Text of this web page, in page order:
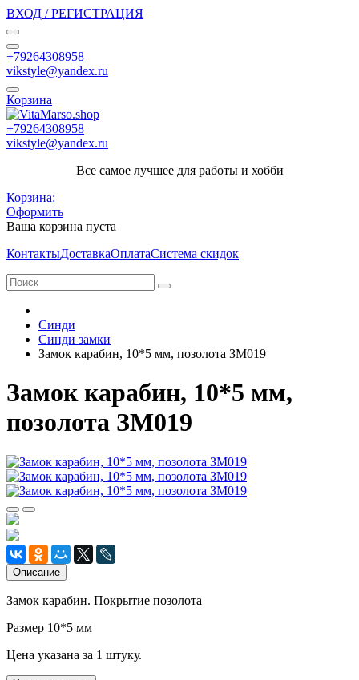
ВХОД / РЕГИСТРАЦИЯ
+79264308958
vikstyle@yandex.ru
Корзина
+79264308958
vikstyle@yandex.ru
Все самое лучшее для работы и хобби
Корзина:
Оформить
Ваша корзина пуста
КонтактыДоставкаОплатаСистема скидок
Синди
Синди замки
Замок карабин, 10*5 мм, позолота ЗМ019
Замок карабин, 10*5 мм,
позолота ЗМ019
Описание
Замок карабин. Покрытие позолота
Размер 10*5 мм
Цена указана за 1 штуку.